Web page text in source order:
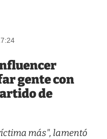
gente con
de
más", lamentó